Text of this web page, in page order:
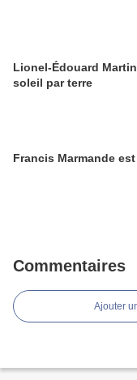
Lionel-Édouard
soleil par terre
Francis Marmande
Commentaires
Ajouter